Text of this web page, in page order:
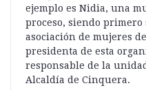
ejemplo es Nidia, una
proceso, siendo primero
asociación de mujeres
presidenta de esta
responsable de la
Alcaldía de Cinquera.